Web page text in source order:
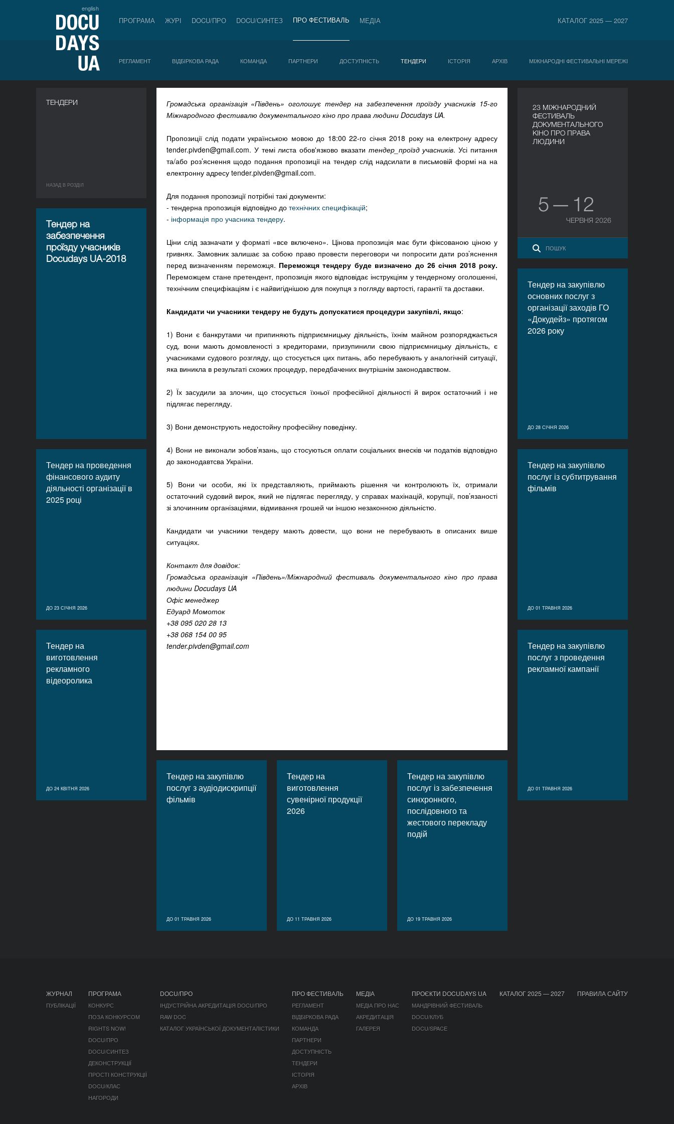
english
ПРОГРАМА ЖУРІ DOCU/ПРО DOCU/СИНТЕЗ ПРО ФЕСТИВАЛЬ МЕДІА КАТАЛОГ 2025 — 2027
РЕГЛАМЕНТ ВІДБІРКОВА РАДА КОМАНДА ПАРТНЕРИ ДОСТУПНІСТЬ ТЕНДЕРИ ІСТОРІЯ АРХІВ МІЖНАРОДНІ ФЕСТИВАЛЬНІ МЕРЕЖІ
ТЕНДЕРИ
НАЗАД В РОЗДIЛ
Тендер на
забезпечення
проїзду учасників
Docudays UA-2018
Громадська організація «Південь» оголошує тендер на забезпечення проїзду учасників 15-го
Міжнародного фестивалю документального кіно про права людини Docudays UA.
Пропозиції слід подати українською мовою до 18:00 22-го січня 2018 року на електрону адресу
tender.pivden@gmail.com. У темі листа обов'язково вказати тендер_проїзд учасників. Усі питання
та/або роз’яснення щодо подання пропозиції на тендер слід надсилати в письмовій формі на на
електронну адресу tender.pivden@gmail.com.
Для подання пропозиції потрібні такі документи:
- тендерна пропозиція відповідно до технічних специфікацій;
- інформація про учасника тендеру.
Ціни слід зазначати у форматі «все включено». Цінова пропозиція має бути фіксованою ціною у
гривнях. Замовник залишає за собою право провести переговори чи попросити дати роз’яснення
перед визначенням переможця. Переможця тендеру буде визначено до 26 січня 2018 року.
Переможцем стане претендент, пропозиція якого відповідає інструкціям у тендерному оголошенні,
технічним специфікаціям і є найвигіднішою для покупця з погляду вартості, гарантії та доставки.
Кандидати чи учасники тендеру не будуть допускатися процедури закупівлі, якщо:
1) Вони є банкрутами чи припиняють підприємницьку діяльність, їхнім майном розпоряджається
суд, вони мають домовленості з кредиторами, призупинили свою підприємницьку діяльність, є
учасниками судового розгляду, що стосується цих питань, або перебувають у аналогічній ситуації,
яка виникла в результаті схожих процедур, передбачених внутрішнім законодавством.
2) Їх засудили за злочин, що стосується їхньої професійної діяльності й вирок остаточний і не
підлягає перегляду.
3) Вони демонструють недостойну професійну поведінку.
4) Вони не виконали зобов’язань, що стосуються оплати соціальних внесків чи податків відповідно
до законодавтсва України.
5) Вони чи особи, які їх представляють, приймають рішення чи контролюють їх, отримали
остаточний судовий вирок, який не підлягає перегляду, у справах махінацій, корупції, пов’язаності
зі злочинним організаціями, відмивання грошей чи іншою незаконною діяльністю.
Кандидати чи учасники тендеру мають довести, що вони не перебувають в описаних више
ситуаціях.
Контакт для довідок:
Громадська організація «Південь»/Міжнародний фестиваль документального кіно про права
людини Docudays UA
Офіс менеджер
Едуард Момоток
+38 095 020 28 13
+38 068 154 00 95
tender.pivden@gmail.com
23 МІЖНАРОДНИЙ
ФЕСТИВАЛЬ
ДОКУМЕНТАЛЬНОГО
КІНО ПРО ПРАВА
ЛЮДИНИ
5 — 12
ЧЕРВНЯ 2026
Тендер на закупівлю
основних послуг з
організації заходів ГО
«Докудейз» протягом
2026 року
ДО 28 СІЧНЯ 2026
Тендер на проведення
фінансового аудиту
діяльності організації в
2025 році
ДО 23 СІЧНЯ 2026
Тендер на закупівлю
послуг із субтитрування
фільмів
ДО 01 ТРАВНЯ 2026
Тендер на
виготовлення
рекламного
відеоролика
ДО 24 КВІТНЯ 2026
Тендер на закупівлю
послуг з проведення
рекламної кампанії
ДО 01 ТРАВНЯ 2026
Тендер на закупівлю
послуг з аудіодискрипції
фільмів
ДО 01 ТРАВНЯ 2026
Тендер на
виготовлення
сувенірної продукції
2026
ДО 11 ТРАВНЯ 2026
Тендер на закупівлю
послуг із забезпечення
синхронного,
послідовного та
жестового перекладу
подій
ДО 19 ТРАВНЯ 2026
ЖУРНАЛ
ПУБЛІКАЦІЇ
ПРОГРАМА
КОНКУРС
ПОЗА КОНКУРСОМ
RIGHTS NOW!
DOCU/ПРО
DOCU/СИНТЕЗ
ДЕКОНСТРУКЦІЇ
ПРОСТІ КОНСТРУКЦІЇ
DOCU/КЛАС
НАГОРОДИ
DOCU/ПРО
ІНДУСТРІЙНА АКРЕДИТАЦІЯ DOCU/ПРО
RAW DOC
КАТАЛОГ УКРАЇНСЬКОЇ ДОКУМЕНТАЛІСТИКИ
ПРО ФЕСТИВАЛЬ
РЕГЛАМЕНТ
ВІДБІРКОВА РАДА
КОМАНДА
ПАРТНЕРИ
ДОСТУПНІСТЬ
ТЕНДЕРИ
ІСТОРІЯ
АРХІВ
МЕДІА
МЕДІА ПРО НАС
АКРЕДИТАЦІЯ
ГАЛЕРЕЯ
ПРОЄКТИ DOCUDAYS UA
МАНДРІВНИЙ ФЕСТИВАЛЬ
DOCU/КЛУБ
DOCU/SPACE
КАТАЛОГ 2025 — 2027 ПРАВИЛА САЙТУ